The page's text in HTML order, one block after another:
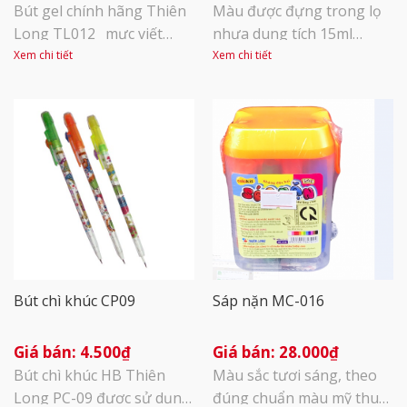
Bút gel chính hãng Thiên
Long TL012_ mực viết
trơn, mẫu mã đẹp. Hộp 20
viết êm trơn ra đều và liên
tục. Màu sắc: Xanh- đỏ-
đen- tím
Xem chi tiết
Màu được đựng trong lọ
nhựa dung tích 15ml
trong suốt nhận diện
tem nhận diện màu trên
nắp lọ. Có roan cao su
giúp kín hơi. 08 lọ màu
được đựng trong vĩ bỏ
trong hộp giấy
Xem chi tiết
Bút chì khúc CP09
4.500₫
Bút chì khúc HB Thiên
Long PC-09 được sử dụng
Sáp nặn MC-016
28.000₫
Màu sắc tươi sáng, theo
đúng chuẩn màu mỹ thuật